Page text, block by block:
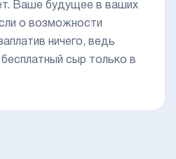
Ваше будущее в ваших
о возможности
ничего, ведь
сыр только в